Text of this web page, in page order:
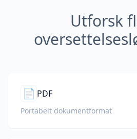
Utforsk
📄 PDF
Portabelt dokumentformat